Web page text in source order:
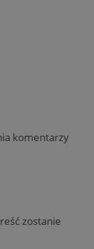
komentarzy
zostanie